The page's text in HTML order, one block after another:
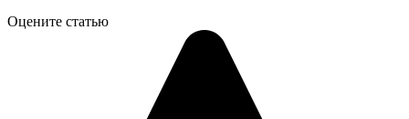
Оцените статью